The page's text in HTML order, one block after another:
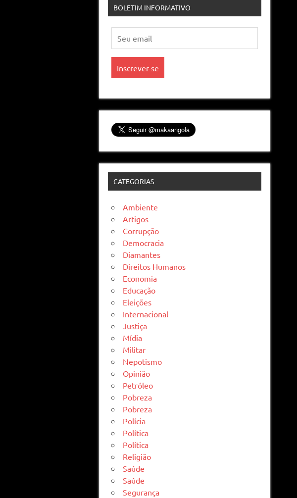
BOLETIM INFORMATIVO
CATEGORIAS
Ambiente
Artigos
Corrupção
Democracia
Diamantes
Direitos Humanos
Economia
Educação
Eleições
Internacional
Justiça
Mídia
Militar
Nepotismo
Opinião
Petróleo
Pobreza
Pobreza
Polícia
Política
Política
Religião
Saúde
Saúde
Segurança